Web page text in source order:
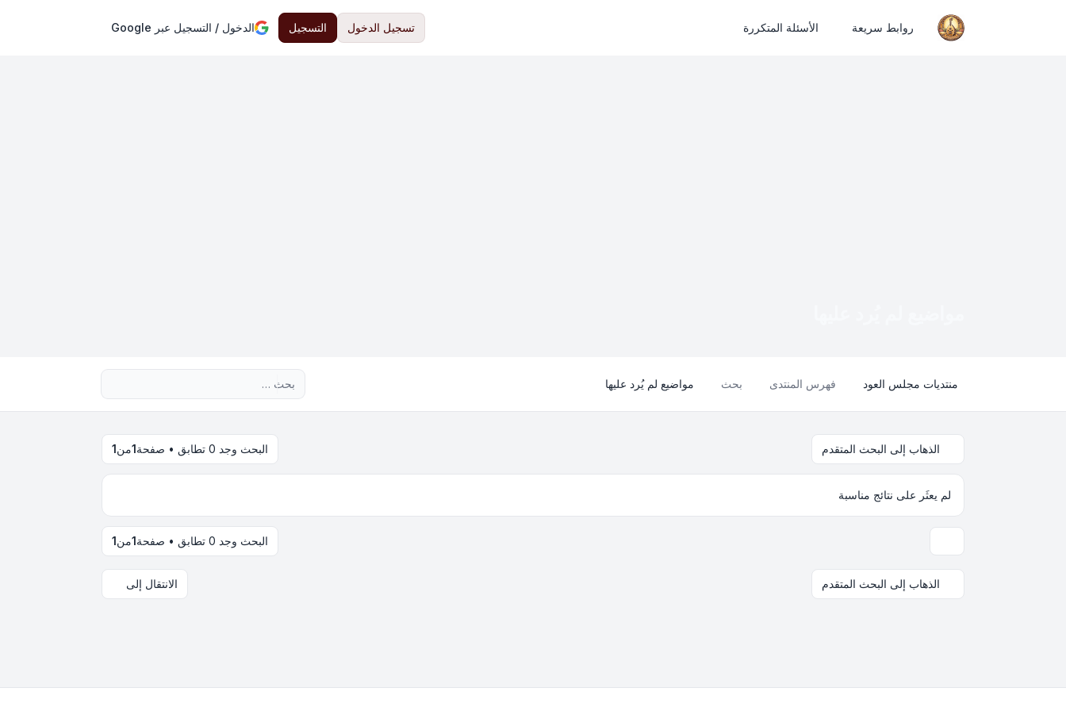
روابط سريعة الأسئلة المتكررة تسجيل الدخول التسجيل الدخول / التسجيل عبر Google
منتديات مجلس العود فهرس المنتدى بحث مواضيع لم يُرد عليها
الذهاب إلى البحث المتقدم البحث وجد 0 تطابق • صفحة 1من1
لم يعثَر على نتائج مناسبة
البحث وجد 0 تطابق • صفحة 1من1
الذهاب إلى البحث المتقدم الانتقال إلى